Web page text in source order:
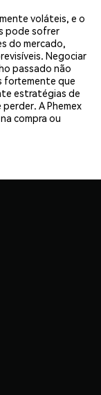
voláteis, e o
pode sofrer
do mercado,
Negociar
passado não
fortemente que
estratégias de
A Phemex
compra ou